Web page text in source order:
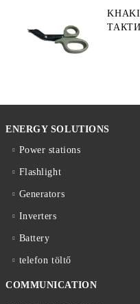
ENERGY SOLUTIONS
Power stations
Flashlight
Generators
Inverters
Battery
telefon töltő
COMMUNICATION